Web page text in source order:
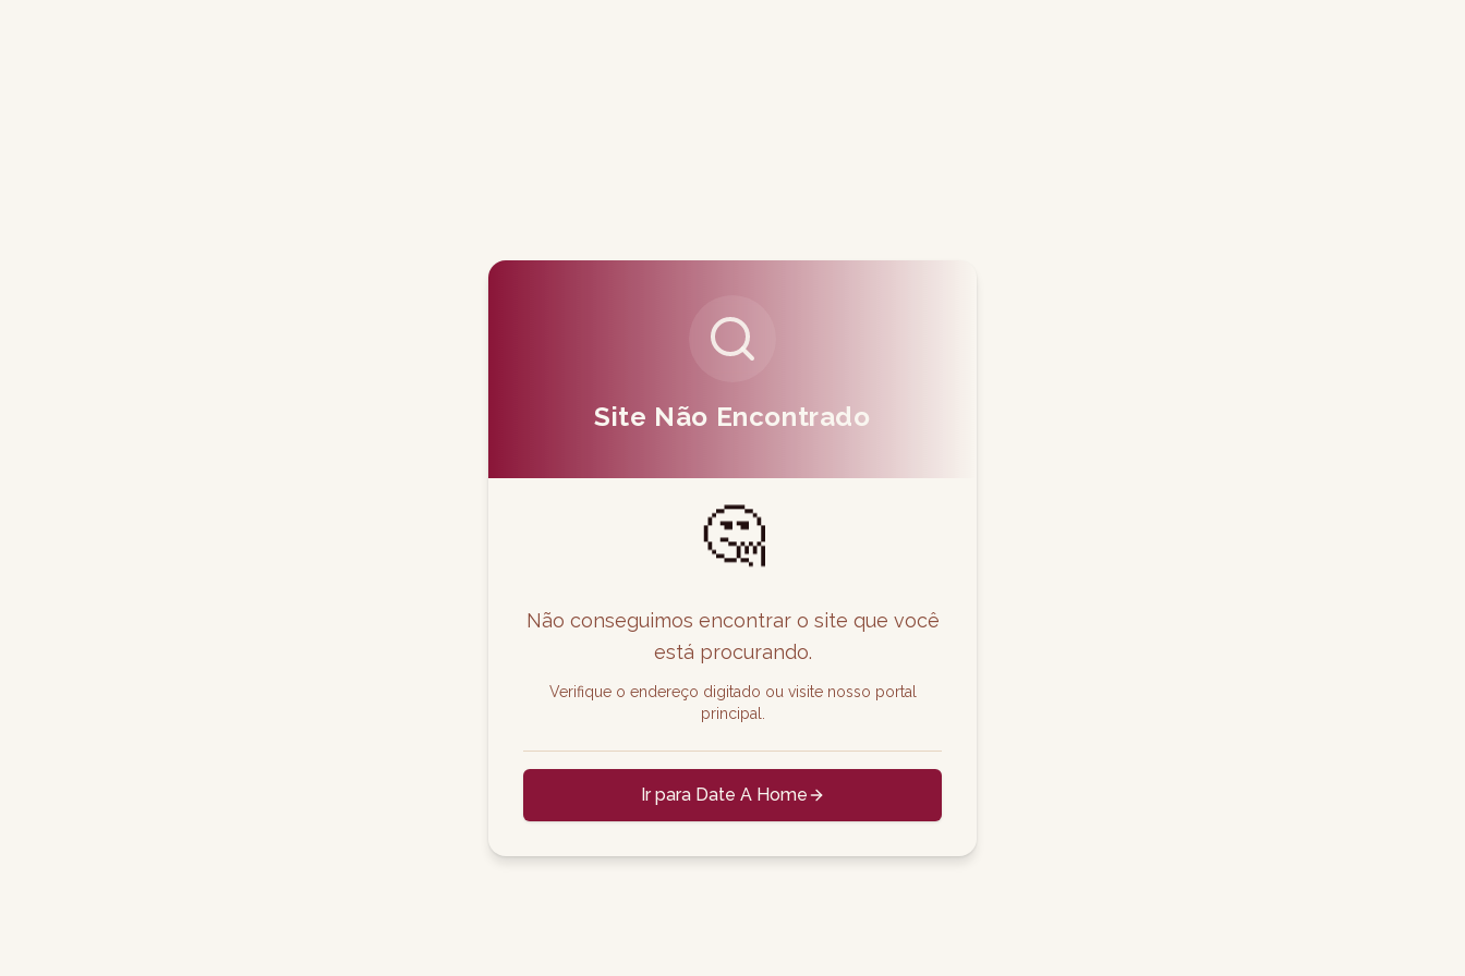
Site Não Encontrado
🤔
Não conseguimos encontrar o site que você
está procurando.
Verifique o endereço digitado ou visite nosso portal
principal.
Ir para Date A Home